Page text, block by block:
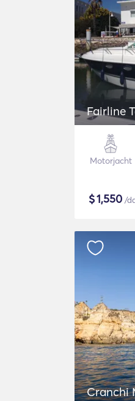
Motorjacht
$1,550 /
Cranchi